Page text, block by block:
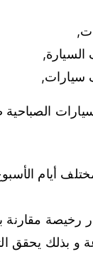
سيارات,
أيام
رخيصة مقارنة
و بذلك يحقق